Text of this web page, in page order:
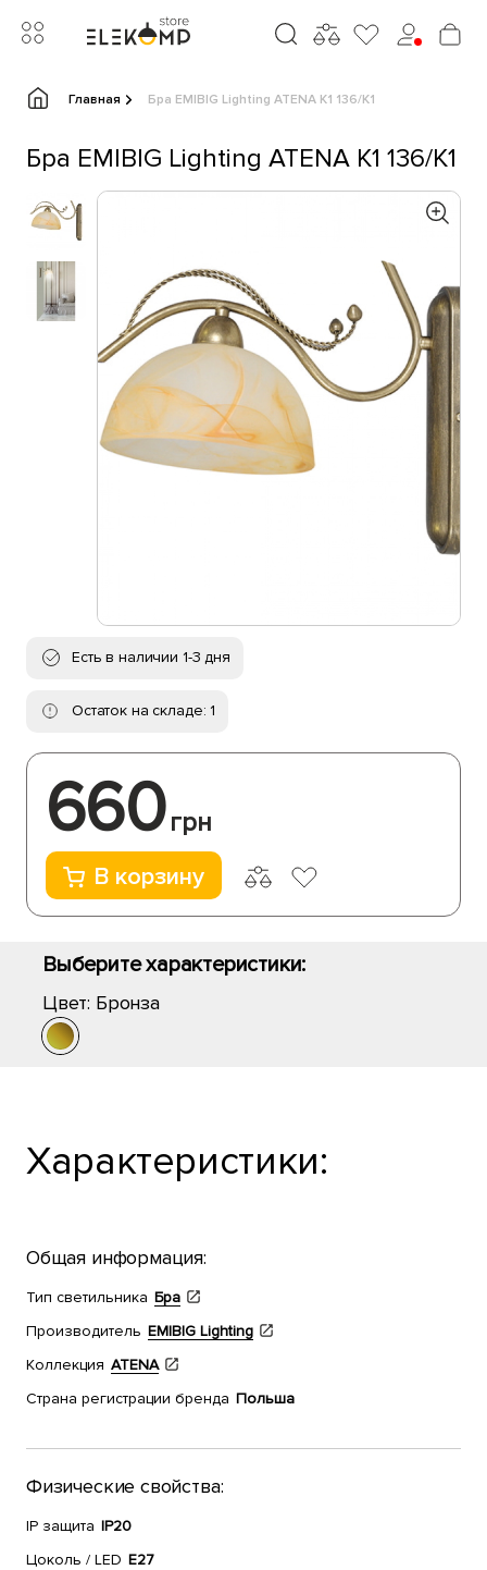
Главная Бра EMIBIG Lighting ATENA K1 136/K1
Бра EMIBIG Lighting ATENA K1 136/K1
Есть в наличии 1-3 дня
Остаток на складе: 1
660 грн
В корзину
Выберите характеристики:
Цвет: Бронза
Характеристики:
Общая информация:
Тип светильника Бра
Производитель EMIBIG Lighting
Коллекция ATENA
Страна регистрации бренда Польша
Физические свойства:
IP защита IP20
Цоколь / LED Е27